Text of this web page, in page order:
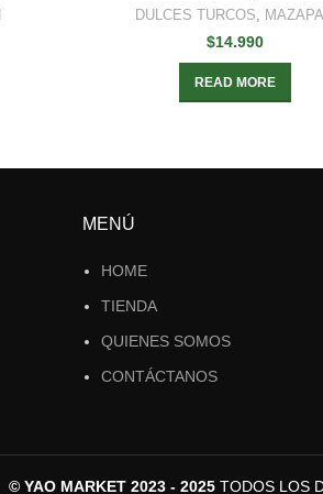
DULCES TURCOS,
$14.990
READ MORE
MENÚ
HOME
TIENDA
QUIENES SOMOS
CONTÁCTANOS
© YAO MARKET 2023 - 2025TODOS LOS